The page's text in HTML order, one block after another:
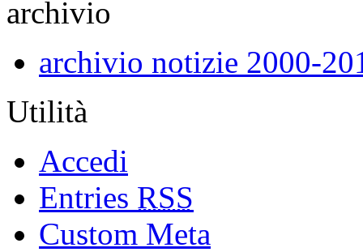
archivio
archivio notizie 2000-
Utilità
Accedi
Entries RSS
Custom Meta